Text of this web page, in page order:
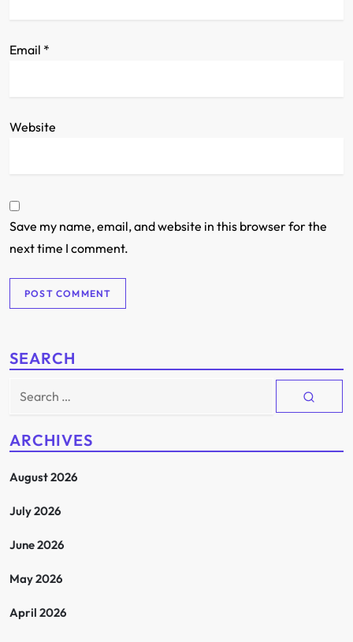
Email *
Website
Save my name, email, and website in this browser for the
next time I comment.
SEARCH
Search
ARCHIVES
August 2026
July 2026
June 2026
May 2026
April 2026